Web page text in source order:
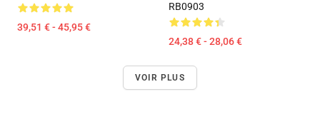
39,51 € - 45,95 €
RB0903
24,38 € - 28,06 €
VOIR PLUS